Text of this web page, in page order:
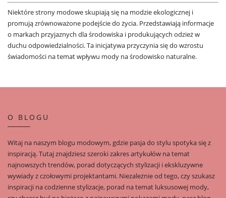
Niektóre strony modowe skupiają się na modzie ekologicznej i
promują zrównoważone podejście do życia. Przedstawiają informacje
o markach przyjaznych dla środowiska i produkujących odzież w
duchu odpowiedzialności. Ta inicjatywa przyczynia się do wzrostu
świadomości na temat wpływu mody na środowisko naturalne.
O BLOGU
Witaj na naszym blogu modowym, gdzie pasja do stylu spotyka się z
inspiracją. Tutaj znajdziesz szeroki zakres artykułów na temat
najnowszych trendów, porad dotyczących stylizacji i ekskluzywne
wywiady z czołowymi projektantami. Niezależnie od tego, czy szukasz
inspiracji na codzienne stylizacje, porad na temat luksusowej mody,